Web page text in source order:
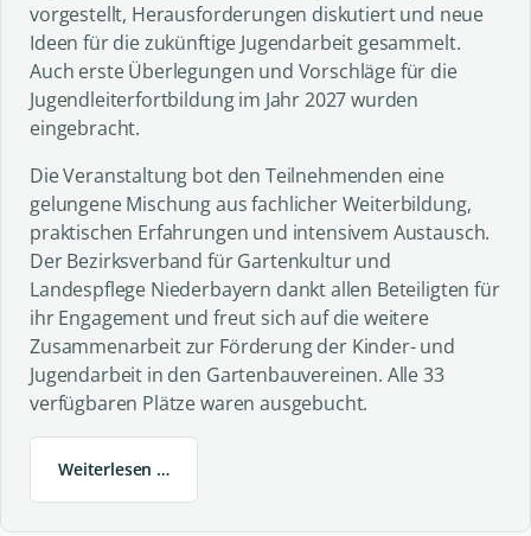
vorgestellt, Herausforderungen diskutiert und neue
Ideen für die zukünftige Jugendarbeit gesammelt.
Auch erste Überlegungen und Vorschläge für die
Jugendleiterfortbildung im Jahr 2027 wurden
eingebracht.
Die Veranstaltung bot den Teilnehmenden eine
gelungene Mischung aus fachlicher Weiterbildung,
praktischen Erfahrungen und intensivem Austausch.
Der Bezirksverband für Gartenkultur und
Landespflege Niederbayern dankt allen Beteiligten für
ihr Engagement und freut sich auf die weitere
Zusammenarbeit zur Förderung der Kinder- und
Jugendarbeit in den Gartenbauvereinen. Alle 33
verfügbaren Plätze waren ausgebucht.
Weiterlesen …